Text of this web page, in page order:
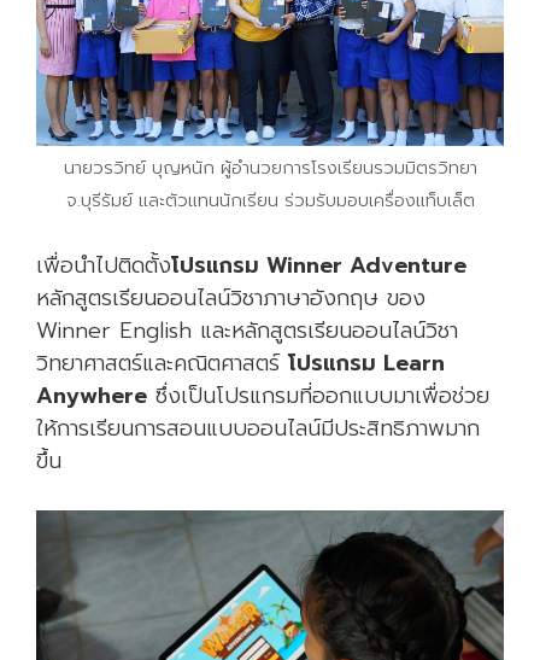
นายวรวิทย์ บุญหนัก ผู้อำนวยการโรงเรียนรวมมิตรวิทยา
จ.บุรีรัมย์ และตัวแทนนักเรียน ร่วมรับมอบเครื่องแท็บเล็ต
เพื่อนำไปติดตั้งโปรแกรม Winner Adventure
หลักสูตรเรียนออนไลน์วิชาภาษาอังกฤษ ของ
Winner English และหลักสูตรเรียนออนไลน์วิชา
วิทยาศาสตร์และคณิตศาสตร์ โปรแกรม Learn
Anywhere ซึ่งเป็นโปรแกรมที่ออกแบบมาเพื่อช่วย
ให้การเรียนการสอนแบบออนไลน์มีประสิทธิภาพมาก
ขึ้น